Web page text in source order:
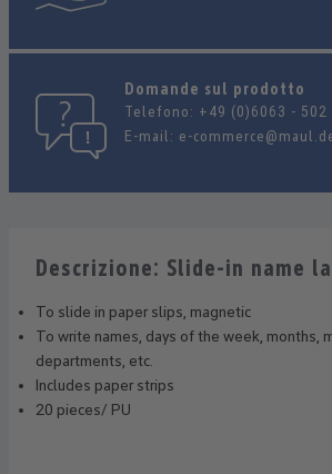
Domande sul prodotto
Telefono: +49 (0)6063 - 502
E-mail: e-
Descrizione: Slide-in name
To slide in paper slips, magnetic
To write names, days of the week, months,
departments, etc.
Includes paper strips
20 pieces/ PU